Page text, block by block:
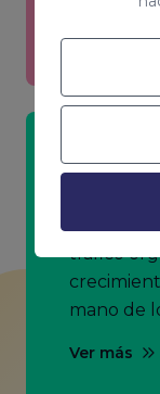
SEO &
tráfico
mano de
Ver más